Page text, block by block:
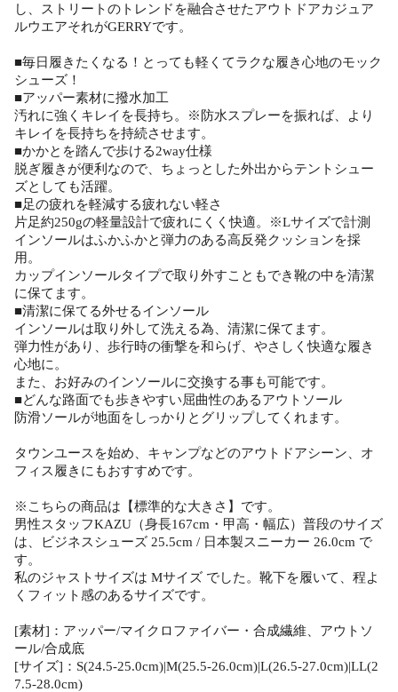
し、ストリートのトレンドを融合させたアウトドアカジュア
ルウエアそれがGERRYです。
■毎日履きたくなる！とっても軽くてラクな履き心地のモック
シューズ！
■アッパー素材に撥水加工
汚れに強くキレイを長持ち。※防水スプレーを振れば、より
キレイを長持ちを持続させます。
■かかとを踏んで歩ける2way仕様
脱ぎ履きが便利なので、ちょっとした外出からテントシュー
ズとしても活躍。
■足の疲れを軽減する疲れない軽さ
片足約250gの軽量設計で疲れにくく快適。※Lサイズで計測
インソールはふかふかと弾力のある高反発クッションを採
用。
カップインソールタイプで取り外すこともでき靴の中を清潔
に保てます。
■清潔に保てる外せるインソール
インソールは取り外して洗える為、清潔に保てます。
弾力性があり、歩行時の衝撃を和らげ、やさしく快適な履き
心地に。
また、お好みのインソールに交換する事も可能です。
■どんな路面でも歩きやすい屈曲性のあるアウトソール
防滑ソールが地面をしっかりとグリップしてくれます。
タウンユースを始め、キャンプなどのアウトドアシーン、オ
フィス履きにもおすすめです。
※こちらの商品は【標準的な大きさ】です。
男性スタッフKAZU（身長167cm・甲高・幅広）普段のサイズ
は、ビジネスシューズ 25.5cm / 日本製スニーカー 26.0cm で
す。
私のジャストサイズは Mサイズ でした。靴下を履いて、程よ
くフィット感のあるサイズです。
[素材]：アッパー/マイクロファイバー・合成繊維、アウトソ
ール/合成底
[サイズ]：S(24.5-25.0cm)|M(25.5-26.0cm)|L(26.5-27.0cm)|LL(2
7.5-28.0cm)